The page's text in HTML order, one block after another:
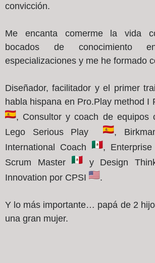
convicción.
Me encanta comerme la vida
bocados de conocimiento
especializaciones y me he formado
Diseñador, facilitador y el primer
habla hispana en Pro.Play method I
, Consultor y coach de equipos
Lego Serious Play
,
International Coach
,
Scrum Master
y Design
Innovation por CPSI
.
Y lo más importante… papá de 2
una gran mujer.